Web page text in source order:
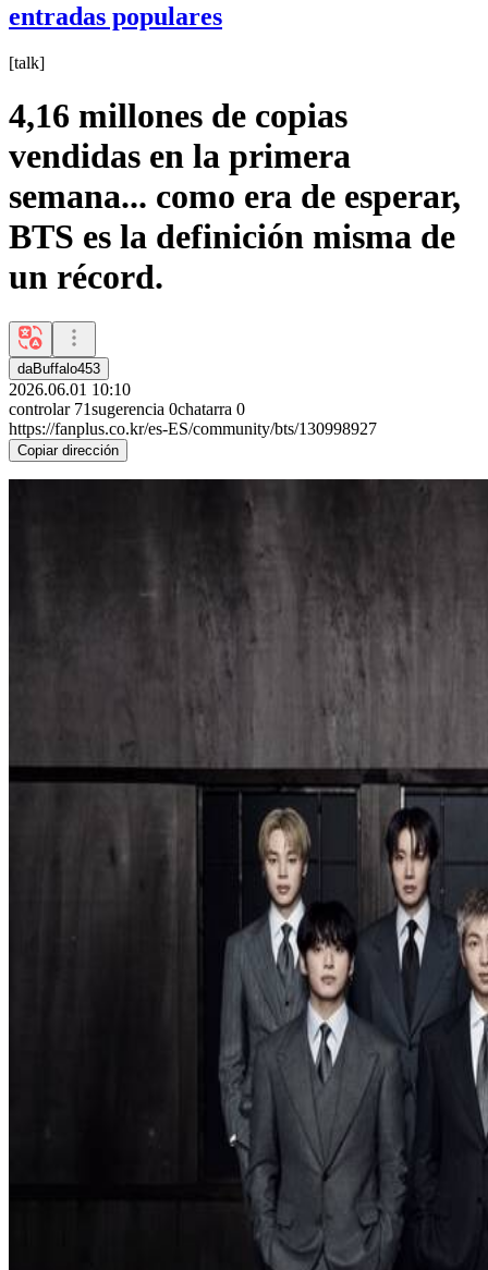
entradas populares
[talk]
4,16 millones de copias
vendidas en la primera
semana... como era de esperar,
BTS es la definición misma de
un récord.
daBuffalo453
2026.06.01 10:10
controlar 71sugerencia 0chatarra 0
https://fanplus.co.kr/es-ES/community/bts/130998927
Copiar dirección